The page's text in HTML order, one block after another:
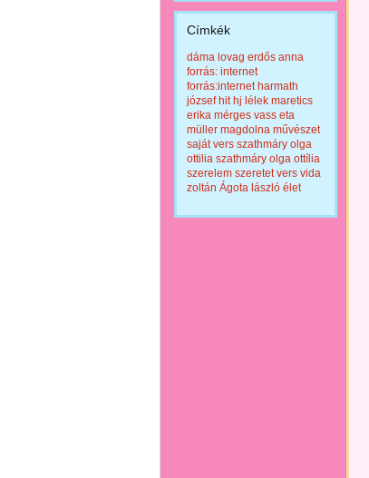
Címkék
dáma lovag erdős anna
forrás: internet
forrás:internet harmath
józsef hit hj lélek maretics
erika mérges vass eta
müller magdolna művészet
saját vers szathmáry olga
ottilia szathmáry olga ottília
szerelem szeretet vers vida
zoltán Ágota lászló élet